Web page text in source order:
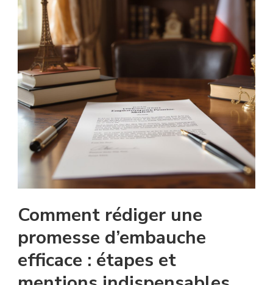
Comment rédiger une
promesse d’embauche
efficace : étapes et